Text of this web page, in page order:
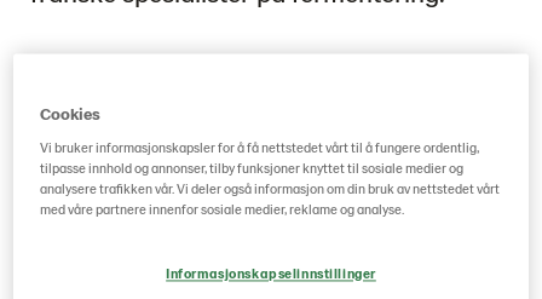
Cookies
Vi bruker informasjonskapsler for å få nettstedet vårt til å fungere ordentlig,
tilpasse innhold og annonser, tilby funksjoner knyttet til sosiale medier og
analysere trafikken vår. Vi deler også informasjon om din bruk av nettstedet vårt
med våre partnere innenfor sosiale medier, reklame og analyse.
Informasjonskapselinnstillinger